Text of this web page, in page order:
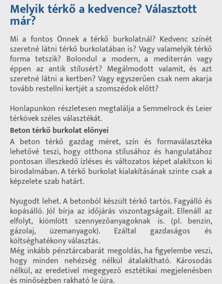
Melyik térkő a kedvence? Választott
már?
Mi a fontos Önnek a térkő burkolatnál? Kedvenc színét
szeretné látni térkő burkolatában is? Vagy valamelyik térkő
forma tetszik? Bolondul a modern, a mediterrán vagy
éppen az antik stílusért? Megálmodott valamit, és azt
szeretné látni a kertben? Vagy egyszerűen csak nem akarja
tovább restellni kertjét a szomszédok előtt?
Honlapunkon részletesen megtalálja a Semmelrock és Leier
térkövek széles választékát.
Beton térkő burkolat előnyei
A beton térkő gazdag méret, szín és formaválasztéka
lehetővé teszi, hogy otthona stílusához és hangulatához
pontosan illeszkedő ízléses és változatos képet alakítson ki
birodalmában. A térkő burkolat kialakításának szinte csak a
képzelete szab határt.
Nyugodt lehet. A betonból készült térkő tartós. Fagyálló és
kopásálló. Jól bírja az időjárás viszontagságait. Ellenáll az
elfolyt, kiömlött szennyezőanyagoknak is. (pl. benzin,
gázolaj, üzemanyagok). Ezáltal gazdaságos és
költséghatékony választás.
Még inkább pénztárcabarát megoldás, ha figyelembe veszi,
hogy minden nehézség nélkül átalakítható. Károsodás
nélkül, az eredetivel megegyező esztétikai megjelenésben
és minőségben rakható le újra.